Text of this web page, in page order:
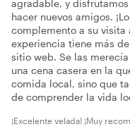
agradable, y
hacer nuevos amigos.
complemento a su visita
experiencia tiene más
sitio web. Se las
una cena casera en la
comida local, sino que
de comprender la vida
¡Excelente velada! ¡Muy